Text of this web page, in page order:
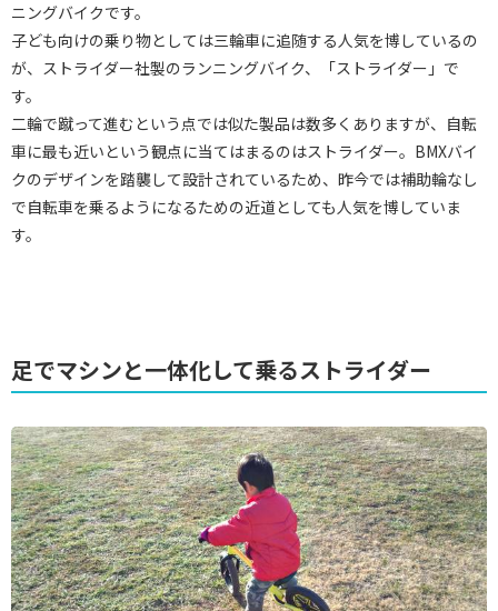
ニングバイクです。
子ども向けの乗り物としては三輪車に追随する人気を博しているの
が、ストライダー社製のランニングバイク、「ストライダー」で
す。
二輪で蹴って進むという点では似た製品は数多くありますが、自転
車に最も近いという観点に当てはまるのはストライダー。BMXバイ
クのデザインを踏襲して設計されているため、昨今では補助輪なし
で自転車を乗るようになるための近道としても人気を博していま
す。
足でマシンと一体化して乗るストライダー